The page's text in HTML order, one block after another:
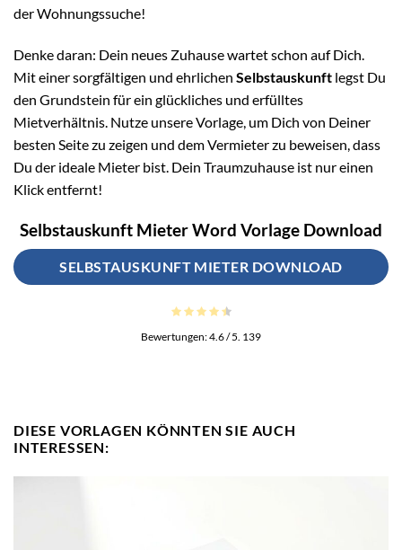
der Wohnungssuche!
Denke daran: Dein neues Zuhause wartet schon auf Dich.
Mit einer sorgfältigen und ehrlichen Selbstauskunft legst Du
den Grundstein für ein glückliches und erfülltes
Mietverhältnis. Nutze unsere Vorlage, um Dich von Deiner
besten Seite zu zeigen und dem Vermieter zu beweisen, dass
Du der ideale Mieter bist. Dein Traumzuhause ist nur einen
Klick entfernt!
Selbstauskunft Mieter Word Vorlage Download
SELBSTAUSKUNFT MIETER DOWNLOAD
Bewertungen:4.6/ 5. 139
DIESE VORLAGEN KÖNNTEN SIE AUCH
INTERESSEN: